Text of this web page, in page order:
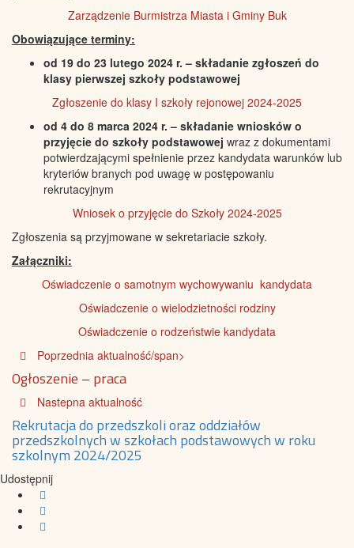
Zarządzenie Burmistrza Miasta i Gminy Buk
Obowiązujące terminy:
od 19 do 23 lutego 2024 r. – składanie zgłoszeń do
klasy pierwszej szkoły podstawowej
Zgłoszenie do klasy I szkoły rejonowej 2024-2025
od 4 do 8 marca 2024 r. – składanie wniosków o
przyjęcie do szkoły podstawowej wraz z dokumentami
potwierdzającymi spełnienie przez kandydata warunków lub
kryteriów branych pod uwagę w postępowaniu
rekrutacyjnym
Wniosek o przyjęcie do Szkoły 2024-2025
Zgłoszenia są przyjmowane w sekretariacie szkoły.
Załączniki:
Oświadczenie o samotnym wychowywaniu kandydata
Oświadczenie o wielodzietności rodziny
Oświadczenie o rodzeństwie kandydata
Poprzednia aktualność/span>
Ogłoszenie – praca
Nastepna aktualność
Rekrutacja do przedszkoli oraz oddziałów
przedszkolnych w szkołach podstawowych w roku
szkolnym 2024/2025
Udostępnij